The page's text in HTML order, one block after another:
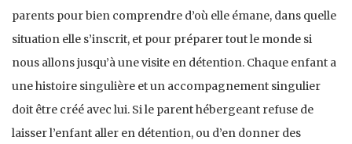
parents pour bien comprendre d’où elle émane, dans quelle
situation elle s’inscrit, et pour préparer tout le monde si
nous allons jusqu’à une visite en détention. Chaque enfant a
une histoire singulière et un accompagnement singulier
doit être créé avec lui. Si le parent hébergeant refuse de
laisser l’enfant aller en détention, ou d’en donner des